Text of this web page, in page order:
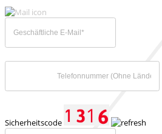
Sicherheitscode